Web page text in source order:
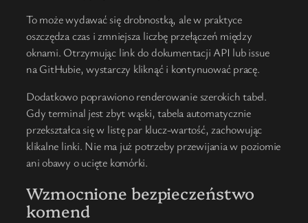
To może wydawać się drobnostką, ale w praktyce
oszczędza czas i zmniejsza liczbę przełączeń między
oknami. Otrzymując link do dokumentacji API lub issue
na GitHubie, wystarczy kliknąć i kontynuować pracę.
Dodatkowo poprawiono renderowanie szerokich tabel.
Gdy terminal jest zbyt wąski, tabela automatycznie
przekształca się w listę par klucz-wartość, zachowując
klikalne linki. Nie ma już potrzeby przewijania w poziomie
ani obawy o ucięte komórki.
Wzmocnione bezpieczeństwo
komend